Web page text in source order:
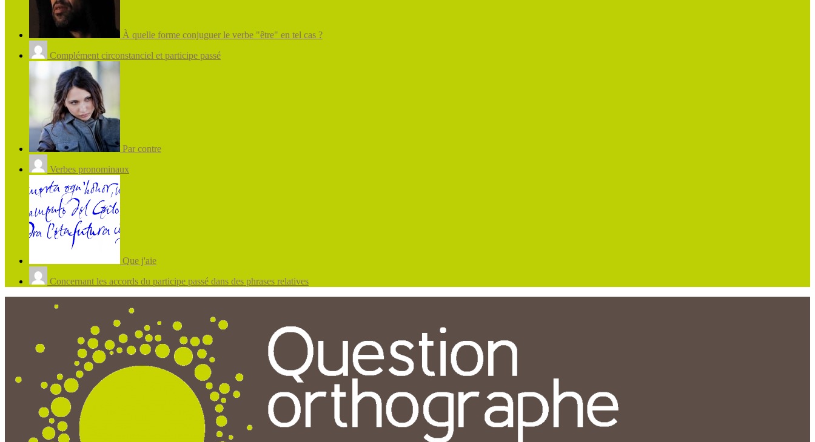
À quelle forme conjuguer le verbe "être" en tel cas ?
Complément circonstanciel et participe passé
Par contre
Verbes pronominaux
Que j'aie
Concernant les accords du participe passé dans des phrases relatives